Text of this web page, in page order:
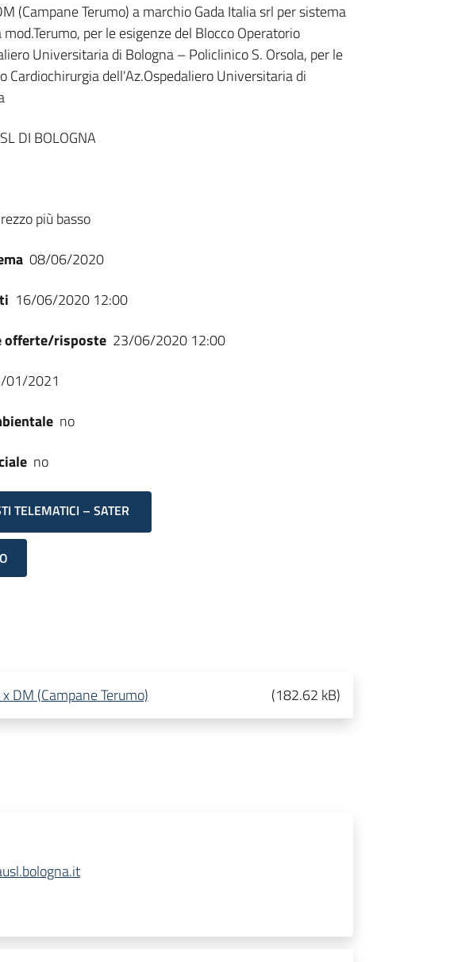
(Campane Terumo) a marchio Gada Italia srl per sistema
per le esigenze del Blocco Operatorio
Universitaria di Bologna – Policlinico S. Orsola, per le
Cardiochirurgia dell'Az.Ospedaliero Universitaria di
DI BOLOGNA
più basso
08/06/2020
16/06/2020 12:00
offerte/risposte 23/06/2020 12:00
01/2021
no
no
TELEMATICI – SATER
DM (Campane Terumo) (182.62 kB)